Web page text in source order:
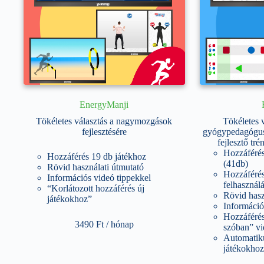
EnergyManji
Tökéletes választás a nagymozgások
fejlesztésére
Hozzáférés 19 db játékhoz
Rövid használati útmutató
Információs videó tippekkel
“Korlátozott hozzáférés új
játékokhoz”
3490 Ft / hónap
Tökéletes
fejlesztő
(41db)
Rövid
szóban”